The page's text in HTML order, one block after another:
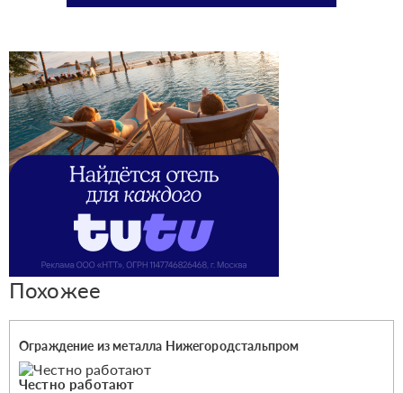
Похожее
Ограждение из металла Нижегородстальпром
Честно работают